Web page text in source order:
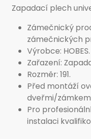
Zapadací plech
Zámečnický
zámečnických
Výrobce: HOBES.
Zařazení:
Rozměr: 191.
Před montáží
dveřmi/
Pro
instalaci